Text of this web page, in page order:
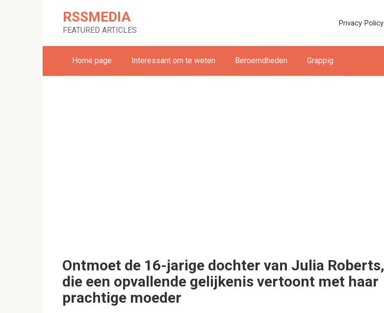
RSSMEDIA
FEATURED ARTICLES
Privacy Policy
Home page Interessant om te weten Beroemdheden Grappig
Ontmoet de 16-jarige dochter van Julia Roberts,
die een opvallende gelijkenis vertoont met haar
prachtige moeder